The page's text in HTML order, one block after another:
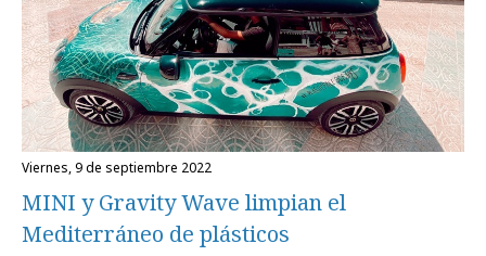
viernes, 9 de septiembre 2022
MINI y Gravity Wave limpian el
Mediterráneo de plásticos